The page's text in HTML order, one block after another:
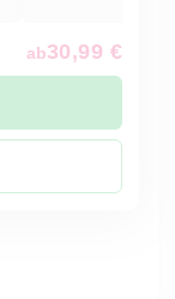
ab30,99 €